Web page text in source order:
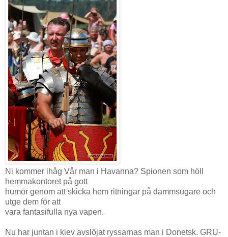
Ni kommer ihåg Vår man i Havanna? Spionen som höll
hemmakontoret på gott
humör genom att skicka hem ritningar på dammsugare och
utge dem för att
vara fantasifulla nya vapen.
Nu har juntan i kiev avslöjat ryssarnas man i Donetsk. GRU-